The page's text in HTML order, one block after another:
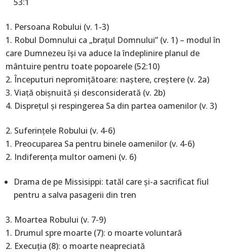
Persoana Robului (v. 1-3)
Robul Domnului ca „braţul Domnului” (v. 1) – modul în
care Dumnezeu îşi va aduce la îndeplinire planul de
mântuire pentru toate popoarele (52:10)
Începuturi nepromiţătoare: naştere, creştere (v. 2a)
Viaţă obişnuită şi desconsiderată (v. 2b)
Dispreţul şi respingerea Sa din partea oamenilor (v. 3)
Suferinţele Robului (v. 4-6)
Preocuparea Sa pentru binele oamenilor (v. 4-6)
Indiferenţa multor oameni (v. 6)
Drama de pe Missisippi: tatăl care şi-a sacrificat fiul
pentru a salva pasagerii din tren
Moartea Robului (v. 7-9)
Drumul spre moarte (7): o moarte voluntară
Execuţia (8): o moarte neapreciată